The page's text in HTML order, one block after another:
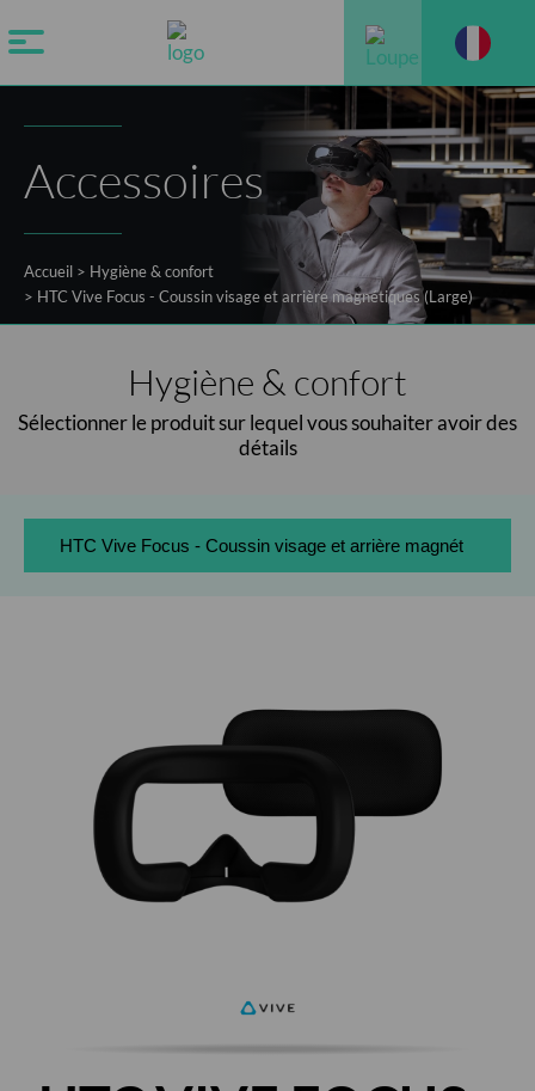
Accessoires
Accueil > Hygiène & confort
> HTC Vive Focus - Coussin visage et arrière magnétiques (Large)
Hygiène & confort
Sélectionner le produit sur lequel vous souhaiter avoir des
détails